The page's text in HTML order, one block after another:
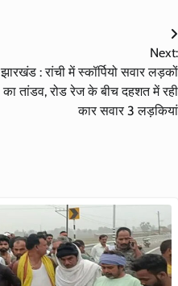
Next:
झारखंड : रांची में स्कॉर्पियो सवार लड़कों
का तांडव, रोड रेज के बीच दहशत में रही
कार सवार 3 लड़कियां